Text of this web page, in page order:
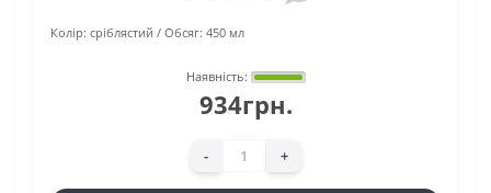
Колір: сріблястий Обсяг: 450 мл
Наявність:
934грн.
- +